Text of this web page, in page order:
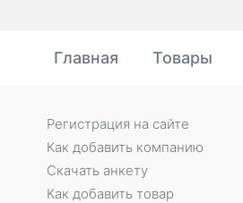
Главная Товары
Регистрация на сайте
Как добавить компанию
Скачать анкету
Как добавить товар